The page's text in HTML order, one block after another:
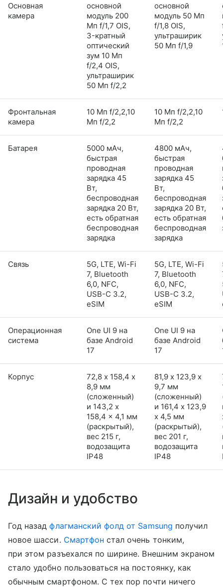
Основная
камера
основной
модуль 200
Мп f/1,7 OIS,
3-кратный
оптический
зум 10 Мп
f/2,4 OIS,
ультраширик
50 Мп f/2,2
основной
модуль 50 Мп
f/1,8 OIS,
ультраширик
50 Мп f/1,9
Фронтальная
камера
10 Мп f/2,2,10
Мп f/2,2
10 Мп f/2,2,10
Мп f/2,2
Батарея
5000 мАч,
быстрая
проводная
зарядка 45
Вт,
беспроводная
зарядка 20 Вт,
есть обратная
беспроводная
зарядка
4800 мАч,
быстрая
проводная
зарядка 45
Вт,
беспроводная
зарядка 20 Вт,
есть обратная
беспроводная
зарядка
Связь
5G, LTE, Wi-Fi
7, Bluetooth
6,0, NFC,
USB-C 3.2,
eSIM
5G, LTE, Wi-Fi
7, Bluetooth
6,0, NFC,
USB-C 3.2,
eSIM
Операционная
система
One UI 9 на
базе Android
17
One UI 9 на
базе Android
17
Корпус
72,8 х 158,4 х
8,9 мм
(сложенный)
и 143,2 x
158,4 x 4,1 мм
(раскрытый),
вес 215 г,
водозащита
IP48
81,9 х 123,9 х
9,7 мм
(сложенный)
и 161,4 x 123,9
x 4,5 мм
(раскрытый),
вес 201 г,
водозащита
IP48
Дизайн и удобство
Год назадфлагманский фолд от Samsung получил
новое шасси. Смартфон стал очень тонким,
при этом разъехался по ширине. Внешним экраном
стало удобно пользоваться на постоянку, как
обычным смартфоном. С тех пор почти ничего